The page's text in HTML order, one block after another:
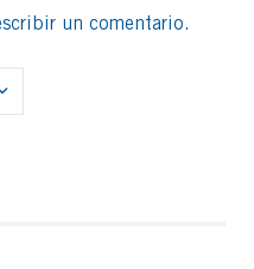
un comentario.